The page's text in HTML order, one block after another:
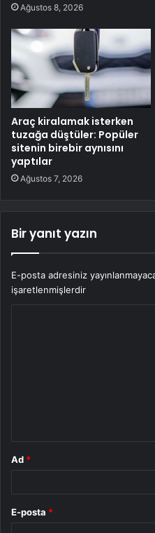
Ağustos 8, 2026
Araç kiralamak isterken
tuzağa düştüler: Popüler
sitenin birebir aynısını
yaptılar
Ağustos 7, 2026
Bir yanıt yazın
E-posta adresiniz
işaretlenmişlerdir
Ad *
E-posta *